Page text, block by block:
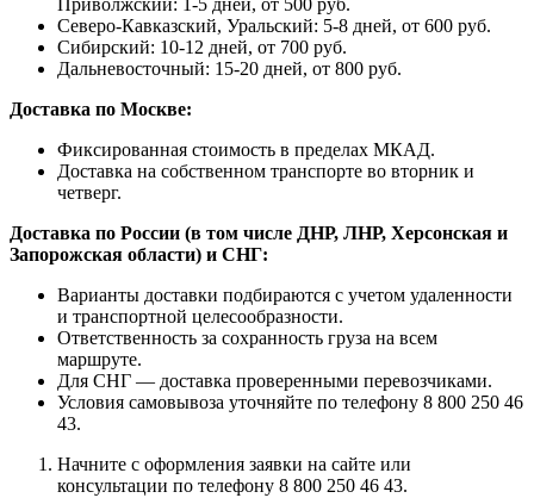
Северо-Кавказский, Уральский: 5-8 дней, от 600 руб.
Сибирский: 10-12 дней, от 700 руб.
Дальневосточный: 15-20 дней, от 800 руб.
Доставка по Москве:
Фиксированная стоимость в пределах МКАД.
Доставка на собственном транспорте во вторник и
четверг.
Доставка по России (в том числе ДНР, ЛНР, Херсонская и
Запорожская области) и СНГ:
Варианты доставки подбираются с учетом удаленности
и транспортной целесообразности.
Ответственность за сохранность груза на всем
маршруте.
Для СНГ — доставка проверенными перевозчиками.
Условия самовывоза уточняйте по телефону 8 800 250 46
43.
Начните с оформления заявки на сайте или
консультации по телефону 8 800 250 46 43.